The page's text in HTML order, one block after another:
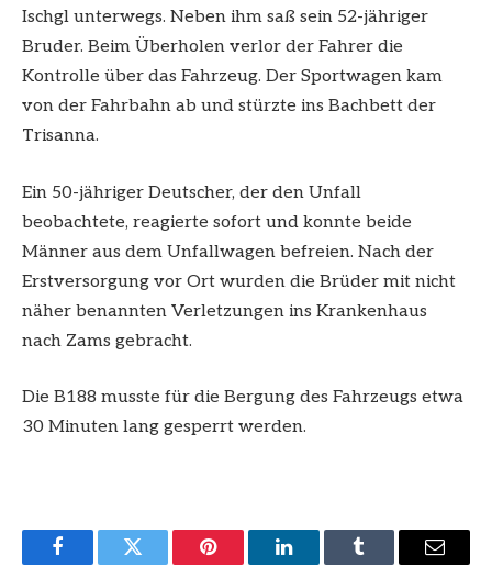
Ischgl unterwegs. Neben ihm saß sein 52-jähriger
Bruder. Beim Überholen verlor der Fahrer die
Kontrolle über das Fahrzeug. Der Sportwagen kam
von der Fahrbahn ab und stürzte ins Bachbett der
Trisanna.
Ein 50-jähriger Deutscher, der den Unfall
beobachtete, reagierte sofort und konnte beide
Männer aus dem Unfallwagen befreien. Nach der
Erstversorgung vor Ort wurden die Brüder mit nicht
näher benannten Verletzungen ins Krankenhaus
nach Zams gebracht.
Die B188 musste für die Bergung des Fahrzeugs etwa
30 Minuten lang gesperrt werden.
FacebookTwitter Pinterest LinkedInTumblr Email